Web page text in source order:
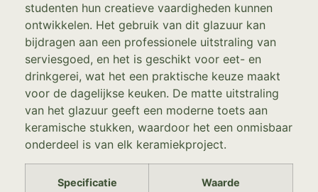
studenten hun creatieve vaardigheden kunnen
ontwikkelen. Het gebruik van dit glazuur kan
bijdragen aan een professionele uitstraling van
serviesgoed, en het is geschikt voor eet- en
drinkgerei, wat het een praktische keuze maakt
voor de dagelijkse keuken. De matte uitstraling
van het glazuur geeft een moderne toets aan
keramische stukken, waardoor het een onmisbaar
onderdeel is van elk keramiekproject.
Specificatie Waarde